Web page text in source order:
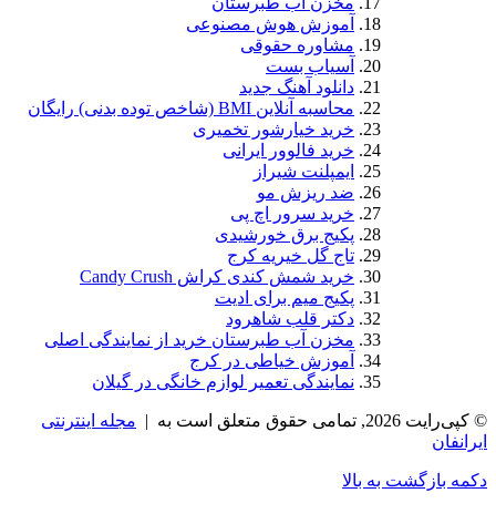
آموزش هوش مصنوعی
مشاوره حقوقی
آسیاب بست
دانلود آهنگ جدید
محاسبه آنلاین BMI (شاخص توده بدنی) رایگان
خرید خیارشور تخمیری
خرید فالوور ایرانی
ایمپلنت شیراز
ضد ریزش مو
خرید سرور اچ پی
پکیج برق خورشیدی
تاج گل خیریه کرج
خرید شمش کندی کراش Candy Crush
پکیج میم برای ادیت
دکتر قلب شاهرود
مخزن آب طبرستان خرید از نمایندگی اصلی
آموزش خیاطی در کرج
نمایندگی تعمیر لوازم خانگی در گیلان
© کپی‌رایت 2026, تمامی حقوق متعلق است به |
مجله اینترنتی
ایرانفان
دکمه بازگشت به بالا